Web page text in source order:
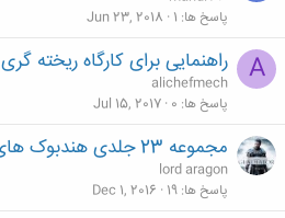
پاسخ ها 1
Jun 23, 2018
A راهنمایی برای کارگاه ریخته گری
alichefmech
پاسخ ها 0
Jul 15, 2017
مجموعه 23 جلدی هندبوک های ASM:
lord aragon
پاسخ ها 19
Dec 1, 2016